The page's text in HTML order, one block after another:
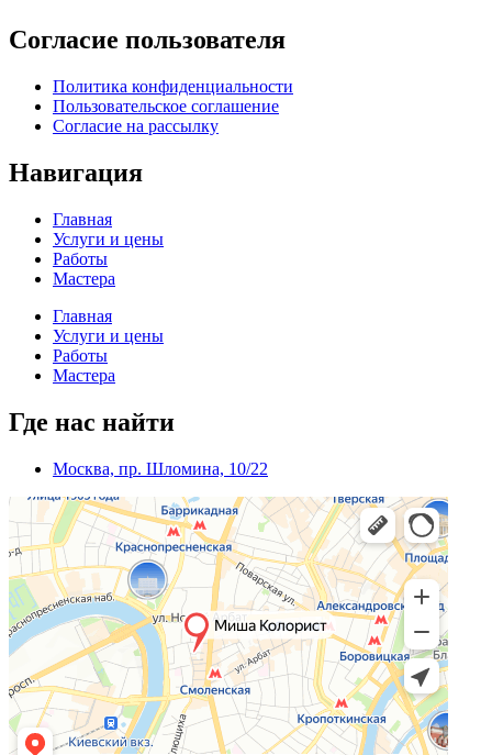
Согласие пользователя
Политика конфиденциальности
Пользовательское соглашение
Согласие на рассылку
Навигация
Главная
Услуги и цены
Работы
Мастера
Главная
Услуги и цены
Работы
Мастера
Где нас найти
Москва, пр. Шломина, 10/22